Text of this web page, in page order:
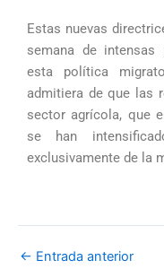
Estas nuevas
semana de
esta política
admitiera de que las
sector agrícola, que
se han
exclusivamente de la
← Entrada anterior